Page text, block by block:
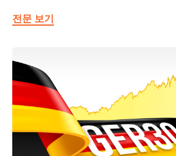
전문 보기